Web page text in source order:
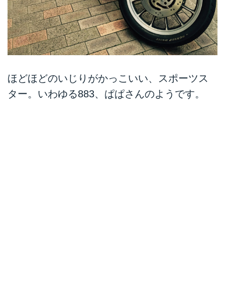
ほどほどのいじりがかっこいい、スポーツス
ター。いわゆる883、ぱぱさんのようです。